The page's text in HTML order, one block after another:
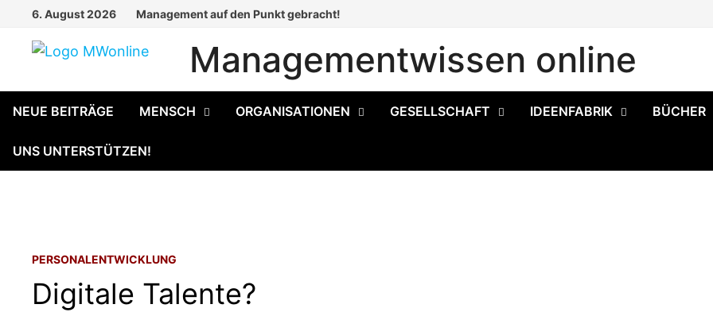
springen
6. August 2026 Management auf den Punkt gebracht!
Managementwissen online
NEUE BEITRÄGE MENSCH ORGANISATIONEN GESELLSCHAFT IDEENFABRIK BÜCHER
UNS UNTERSTÜTZEN!
PERSONALENTWICKLUNG
Digitale Talente?